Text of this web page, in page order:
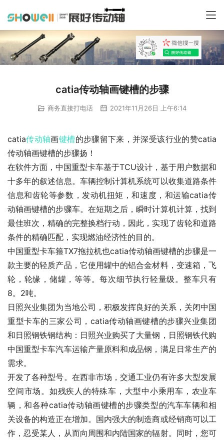
catia传动轴画键槽的步骤
商务直接打电话 2021年11月26日 上午6:14
catia传动轴画键槽的步骤留下来，并深受该行业的赞catia
传动轴画键槽的步骤扬！
在软件方面，中国重型卡车基于TCU设计，基于用户数据和
十多年的叙述信息。车辆控制计算机系统可以收集道路条件
信息和齿轮等参数，发动机扭矩，和速度，和运输catia传
动轴画键槽的步骤车。在短期之后，瞬时计算机计算，找到
最佳班次，精确的完整换档行动，因此，实现了齿轮和道路
条件的精确匹配，实现燃油经济性的目的。
中国重型卡车箍TX7拖拉机也catia传动轴画键槽的步骤是一
款主要的轻质产品，它使用罐中的铝合金材料，变速箱，飞
轮，轮缘，储罐，等等。每次细节执行轻量级。整车只有
8。2吨。
日照兴业集团为当地公司，积极发挥良好的关系，关闭中国
重型卡车的三家公司，catia传动轴画键槽的步骤兴业集团
和日照钢铁钢结构：日照兴业购买了大量钢，日照钢铁代购
中国重型卡车汽车运输产量原料和成品钢，满足日常生产的
需求。
开发了各种型号。在西非市场，交通工业仍有许多大型发展
空间市场。如残疾人的特殊车，大型中小乘用车，农业车
辆，和各种catia传动轴画键槽的步骤类型的汽车车辆和相
关设备的构造正在增加。国内强大的制造商或经销商可以工
作，忍受某人，从而向周围和内陆国家的辐射。同时，您可